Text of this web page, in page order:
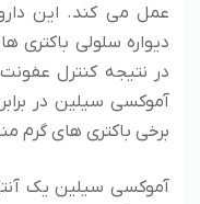
عمل می کند. این
دیواره سلولی باکتری
در نتیجه کنترل
آموکسی سیلین در
برخی باکتری های گرم
آموکسی سیلین یک